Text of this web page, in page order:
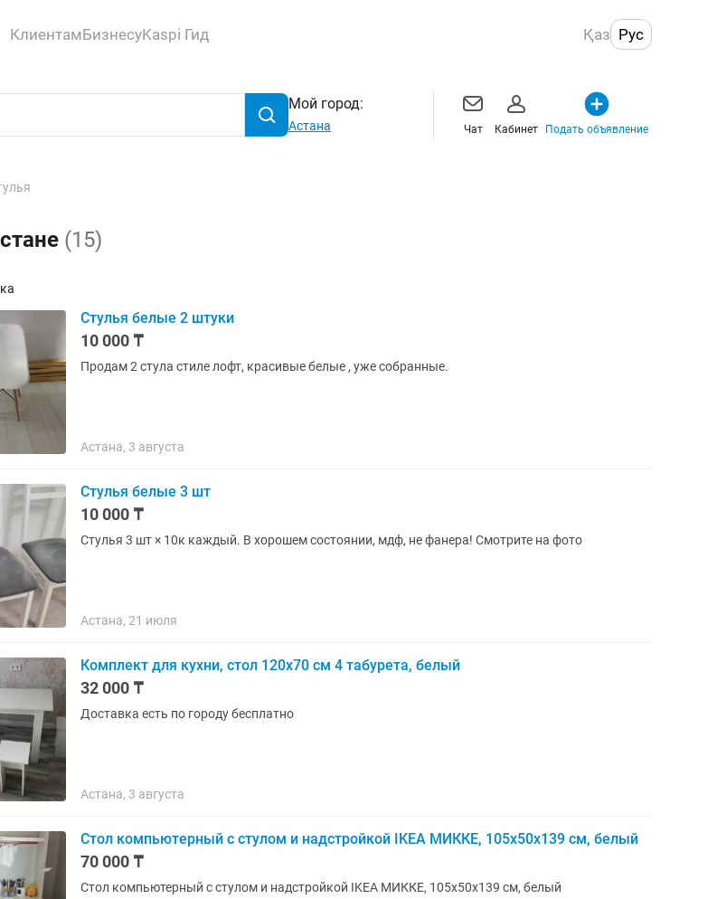
КлиентамБизнесуKaspi Гид Қаз Рус
Мой город:
Астана Чат Кабинет Подать объявление
(15)
Стулья белые 2 штуки
10 000 ₸
Продам 2 стула стиле лофт, красивые белые , уже собранные.
Астана, 3 августа
Стулья белые 3 шт
10 000 ₸
Стулья 3 шт × 10к каждый. В хорошем состоянии, мдф, не фанера! Смотрите на фото
Астана, 21 июля
Комплект для кухни, стол 120х70 см 4 табурета, белый
32 000 ₸
Доставка есть по городу бесплатно
Астана, 3 августа
Стол компьютерный с стулом и надстройкой IKEA МИККЕ, 105х50x139 см, белый
70 000 ₸
Стол компьютерный с стулом и надстройкой IKEA МИККЕ, 105х50x139 см, белый